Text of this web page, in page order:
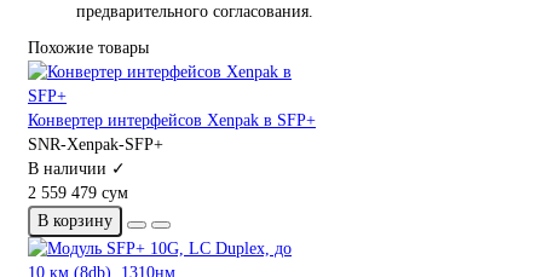
предварительного согласования.
Похожие товары
Конвертер интерфейсов Xenpak в SFP+
SNR-Xenpak-SFP+
В наличии ✓
2 559 479 сум
В корзину